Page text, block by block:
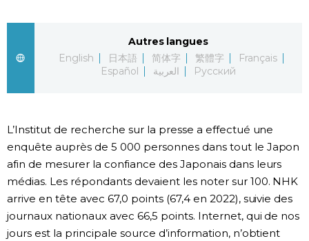
Autres langues
English
日本語 简体字 繁體字
Français
Español
العربية Русский
L’Institut de recherche sur la presse a effectué une
enquête auprès de 5 000 personnes dans tout le Japon
afin de mesurer la confiance des Japonais dans leurs
médias. Les répondants devaient les noter sur 100. NHK
arrive en tête avec 67,0 points (67,4 en 2022), suivie des
journaux nationaux avec 66,5 points. Internet, qui de nos
jours est la principale source d’information, n’obtient